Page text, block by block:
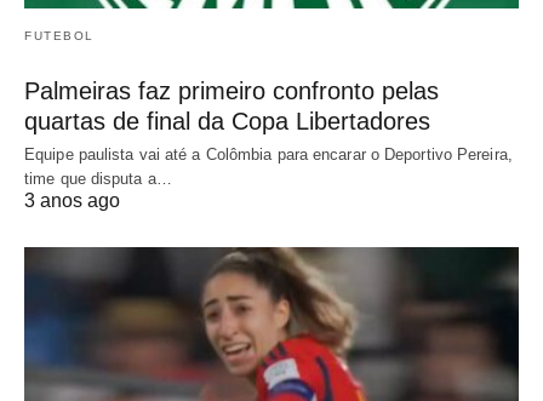
FUTEBOL
Palmeiras faz primeiro confronto pelas
quartas de final da Copa Libertadores
Equipe paulista vai até a Colômbia para encarar o Deportivo Pereira,
time que disputa a…
3 anos ago